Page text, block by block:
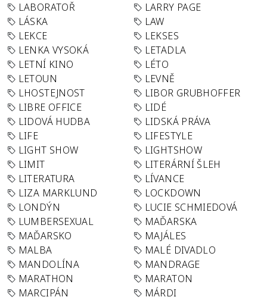
LABORATOŘ
LARRY PAGE
LÁSKA
LAW
LEKCE
LEKSES
LENKA VYSOKÁ
LETADLA
LETNÍ KINO
LÉTO
LETOUN
LEVNĚ
LHOSTEJNOST
LIBOR GRUBHOFFER
LIBRE OFFICE
LIDÉ
LIDOVÁ HUDBA
LIDSKÁ PRÁVA
LIFE
LIFESTYLE
LIGHT SHOW
LIGHTSHOW
LIMIT
LITERÁRNÍ ŠLEH
LITERATURA
LÍVANCE
LIZA MARKLUND
LOCKDOWN
LONDÝN
LUCIE SCHMIEDOVÁ
LUMBERSEXUAL
MAĎARSKA
MAĎARSKO
MAJÁLES
MALBA
MALÉ DIVADLO
MANDOLÍNA
MANDRAGE
MARATHON
MARATON
MARCIPÁN
MÁRDI